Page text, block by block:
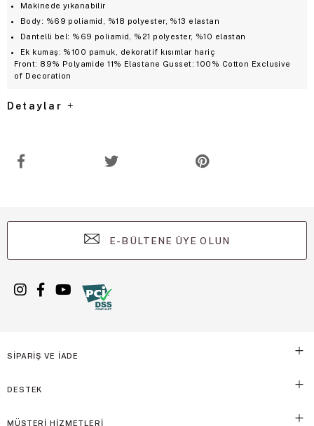
Makinede yıkanabilir
Body: %69 poliamid, %18 polyester, %13 elastan
Dantelli bel: %69 poliamid, %21 polyester, %10 elastan
Ek kumaş: %100 pamuk, dekoratif kısımlar hariç
Front: 89% Polyamide 11% Elastane Gusset: 100% Cotton Exclusive
of Decoration
Detaylar
E-BÜLTENE ÜYE OLUN
SİPARİŞ VE İADE
DESTEK
MÜŞTERİ HİZMETLERİ